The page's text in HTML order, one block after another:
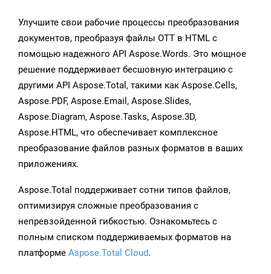
Улучшите свои рабочие процессы преобразования
документов, преобразуя файлы OTT в HTML с
помощью надежного API Aspose.Words. Это мощное
решение поддерживает бесшовную интеграцию с
другими API Aspose.Total, такими как Aspose.Cells,
Aspose.PDF, Aspose.Email, Aspose.Slides,
Aspose.Diagram, Aspose.Tasks, Aspose.3D,
Aspose.HTML, что обеспечивает комплексное
преобразование файлов разных форматов в ваших
приложениях.
Aspose.Total поддерживает сотни типов файлов,
оптимизируя сложные преобразования с
непревзойденной гибкостью. Ознакомьтесь с
полным списком поддерживаемых форматов на
платформе Aspose.Total Cloud.